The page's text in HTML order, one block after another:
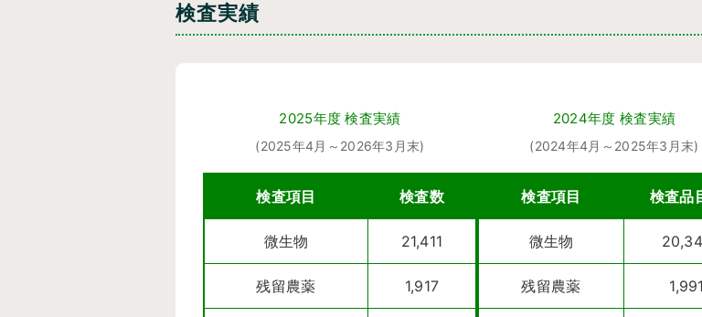
検査実績
2025年度 検査実績
(2025年4月～2026年3月末)
検査項目 検査数
微生物 21,411
残留農薬 1,917
2024年度 検査実績
(2024年4月～2025年3月末)
検査項目 検査品
微生物
残留農薬 1,991